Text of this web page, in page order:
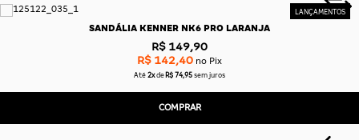
SANDÁLIA KENNER NK6 PRO LARANJA
R$ 149,90
R$ 142,40 no Pix
Até 2x de R$ 74,95 sem juros
COMPRAR